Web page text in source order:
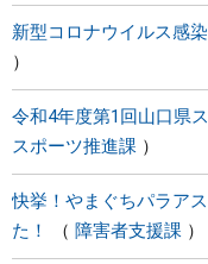
新型コロナウイルス感
令和4年度第1回山口県
スポーツ推進課
快挙！やまぐちパラア
た！
障害者支援課